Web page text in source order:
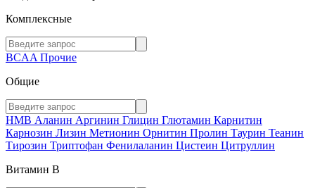
Комплексные
BCAA Прочие
Общие
HMB Аланин Аргинин Глицин Глютамин Карнитин
Карнозин Лизин Метионин Орнитин Пролин Таурин Теанин
Тирозин Триптофан Фенилаланин Цистеин Цитруллин
Витамин В